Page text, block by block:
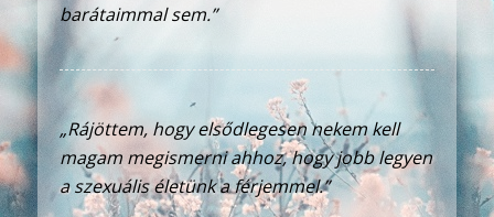
barátaimmal sem.”
„Rájöttem, hogy elsődlegesen nekem kell
magam megismerni ahhoz, hogy jobb legyen
a szexuális életünk a férjemmel.”